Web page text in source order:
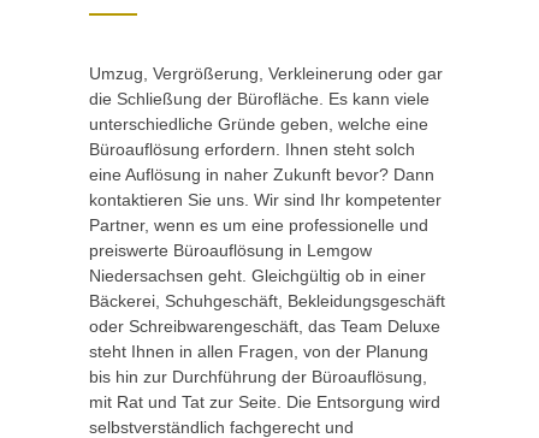
Umzug, Vergrößerung, Verkleinerung oder gar
die Schließung der Bürofläche. Es kann viele
unterschiedliche Gründe geben, welche eine
Büroauflösung erfordern. Ihnen steht solch
eine Auflösung in naher Zukunft bevor? Dann
kontaktieren Sie uns. Wir sind Ihr kompetenter
Partner, wenn es um eine professionelle und
preiswerte Büroauflösung in Lemgow
Niedersachsen geht. Gleichgültig ob in einer
Bäckerei, Schuhgeschäft, Bekleidungsgeschäft
oder Schreibwarengeschäft, das Team Deluxe
steht Ihnen in allen Fragen, von der Planung
bis hin zur Durchführung der Büroauflösung,
mit Rat und Tat zur Seite. Die Entsorgung wird
selbstverständlich fachgerecht und